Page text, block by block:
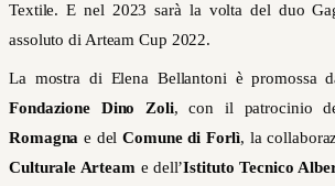
Textile. E nel 2023 sarà la volta del duo
assoluto di Arteam Cup 2022.
La mostra di Elena Bellantoni è promossa
Fondazione Dino Zoli, con il patrocinio
Romagna e delComune di Forlì, la
Culturale Arteam e dell’Istituto Tecnico